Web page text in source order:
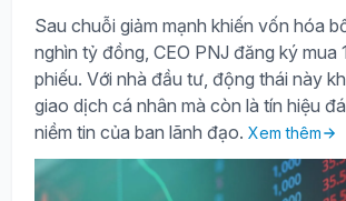
Sau chuỗi giảm mạnh khiến vốn hóa
nghìn tỷ đồng, CEO PNJ đăng ký mua
phiếu. Với nhà đầu tư, động thái này
giao dịch cá nhân mà còn là tín hiệu
niềm tin của ban lãnh đạo. Xem thêm